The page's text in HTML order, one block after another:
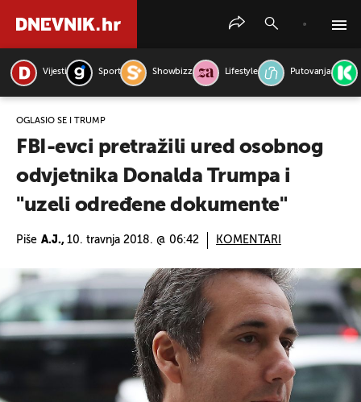
Vijesti Sport Showbizz Lifestyle Putovanja
OGLASIO SE I TRUMP
FBI-evci pretražili ured osobnog
odvjetnika Donalda Trumpa i
"uzeli određene dokumente"
Piše A.J., 10. travnja 2018. @ 06:42 KOMENTARI
PRETRAŽITE VIJESTI